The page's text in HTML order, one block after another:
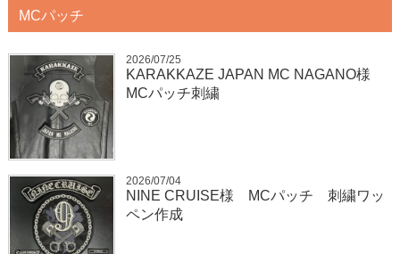
MCパッチ
2026/07/25
KARAKKAZE JAPAN MC NAGANO様
MCパッチ刺繍
2026/07/04
NINE CRUISE様 MCパッチ 刺繍ワッ
ペン作成